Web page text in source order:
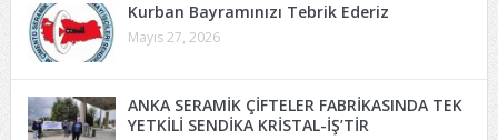
Kurban Bayramınızı Tebrik Ederiz
Mayıs 27, 2026
ANKA SERAMİK ÇİFTELER FABRİKASINDA TEK
YETKİLİ SENDİKA KRİSTAL-İŞ’TİR